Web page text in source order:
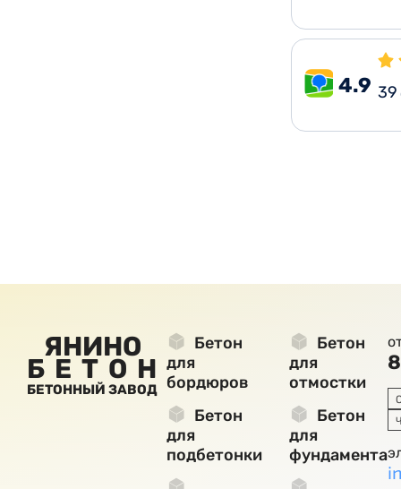
4.9 39
ЯНИНО
БЕТОН
БЕТОННЫЙ ЗАВОД
Бетон
для
бордюров
Бетон
для
отмостки
Бетон
для
подбетонки
Бетон
для
фундамента